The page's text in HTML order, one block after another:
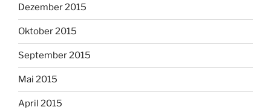
Dezember 2015
Oktober 2015
September 2015
Mai 2015
April 2015